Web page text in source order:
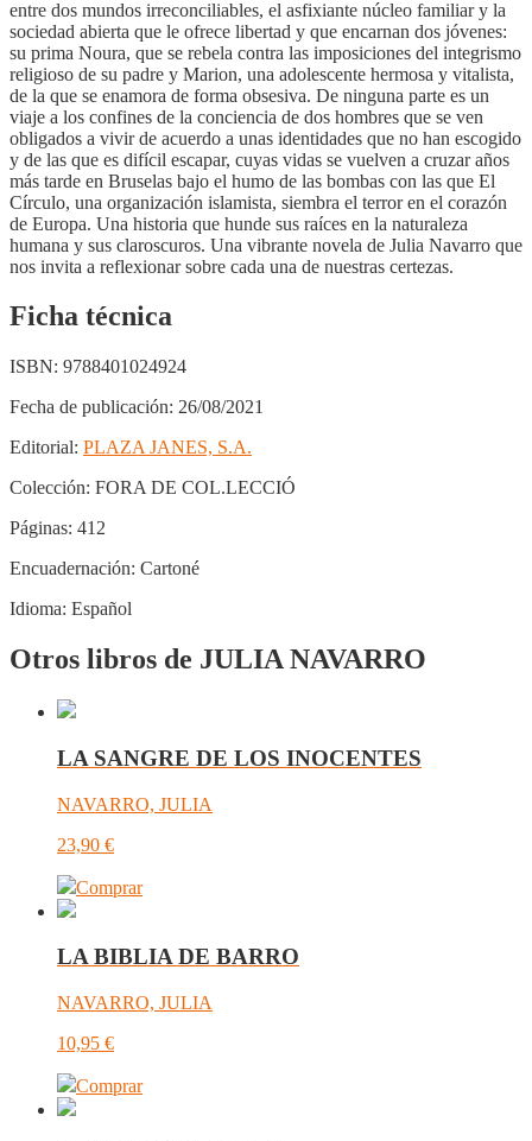
entre dos mundos irreconciliables, el asfixiante núcleo familiar y la
sociedad abierta que le ofrece libertad y que encarnan dos jóvenes:
su prima Noura, que se rebela contra las imposiciones del integrismo
religioso de su padre y Marion, una adolescente hermosa y vitalista,
de la que se enamora de forma obsesiva. De ninguna parte es un
viaje a los confines de la conciencia de dos hombres que se ven
obligados a vivir de acuerdo a unas identidades que no han escogido
y de las que es difícil escapar, cuyas vidas se vuelven a cruzar años
más tarde en Bruselas bajo el humo de las bombas con las que El
Círculo, una organización islamista, siembra el terror en el corazón
de Europa. Una historia que hunde sus raíces en la naturaleza
humana y sus claroscuros. Una vibrante novela de Julia Navarro que
nos invita a reflexionar sobre cada una de nuestras certezas.
Ficha técnica
ISBN: 9788401024924
Fecha de publicación: 26/08/2021
Editorial: PLAZA JANES, S.A.
Colección: FORA DE COL.LECCIÓ
Páginas: 412
Encuadernación: Cartoné
Idioma: Español
Otros libros de JULIA NAVARRO
LA SANGRE DE LOS INOCENTES
NAVARRO, JULIA
23,90 €
Comprar
LA BIBLIA DE BARRO
NAVARRO, JULIA
10,95 €
Comprar